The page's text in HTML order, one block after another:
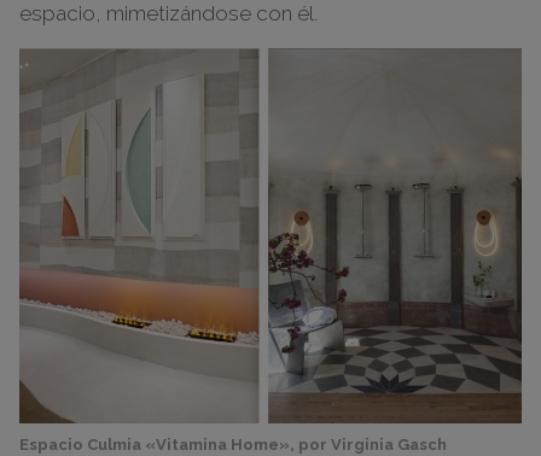
espacio, mimetizándose con él.
Espacio Culmia «Vitamina Home», por Virginia Gasch